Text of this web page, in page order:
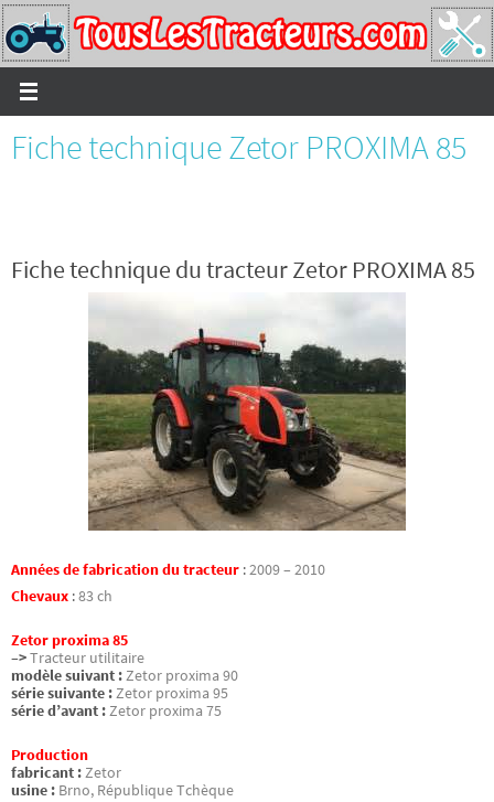
Passer
vers
le
contenu
Fiche technique Zetor PROXIMA 85
Fiche technique du tracteur Zetor PROXIMA 85
Années de fabrication du tracteur :2009 – 2010
Chevaux :83 ch
Zetor proxima 85
–>Tracteur utilitaire
modèle suivant :Zetor proxima 90
série suivante :Zetor proxima 95
série d’avant :Zetor proxima 75
Production
fabricant :Zetor
usine : Brno, République Tchèque